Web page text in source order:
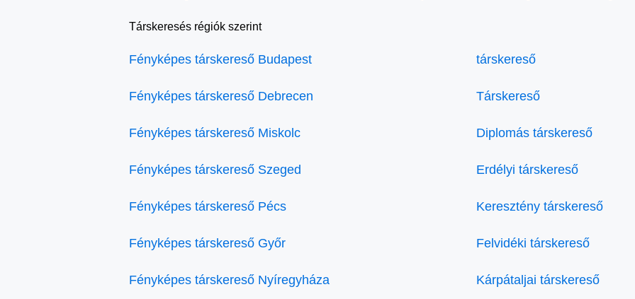
Társkeresés régiók szerint
Fényképes társkereső Budapest
Fényképes társkereső Debrecen
Fényképes társkereső Miskolc
Fényképes társkereső Szeged
Fényképes társkereső Pécs
Fényképes társkereső Győr
Fényképes társkereső Nyíregyháza
társkereső
Társkereső
Diplomás társkereső
Erdélyi társkereső
Keresztény társkereső
Felvidéki társkereső
Kárpátaljai társkereső